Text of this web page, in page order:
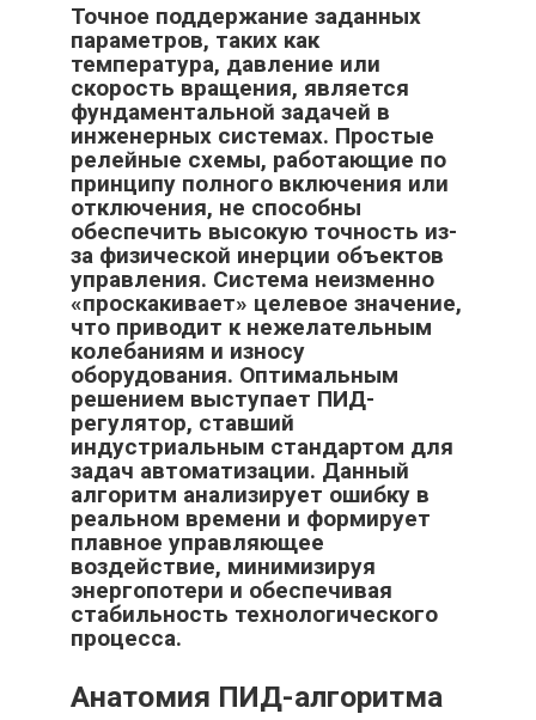
Точное поддержание заданных
параметров, таких как
температура, давление или
скорость вращения, является
фундаментальной задачей в
инженерных системах. Простые
релейные схемы, работающие по
принципу полного включения или
отключения, не способны
обеспечить высокую точность из-
за физической инерции объектов
управления. Система неизменно
«проскакивает» целевое значение,
что приводит к нежелательным
колебаниям и износу
оборудования. Оптимальным
решением выступает ПИД-
регулятор, ставший
индустриальным стандартом для
задач автоматизации. Данный
алгоритм анализирует ошибку в
реальном времени и формирует
плавное управляющее
воздействие, минимизируя
энергопотери и обеспечивая
стабильность технологического
процесса.
Анатомия ПИД-алгоритма